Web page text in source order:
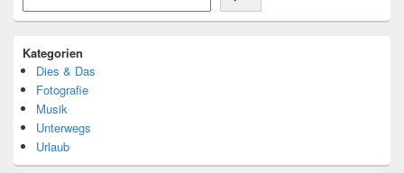
Kategorien
Dies & Das
Fotografie
Musik
Unterwegs
Urlaub